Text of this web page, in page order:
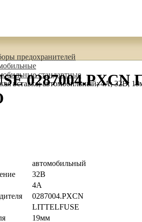
предохранителей
стандартные
вставка; автомобильный; 4А; 32В;
0287004.PXCN
автомобильный
32В
4А
0287004.PXCN
LITTELFUSE
19мм